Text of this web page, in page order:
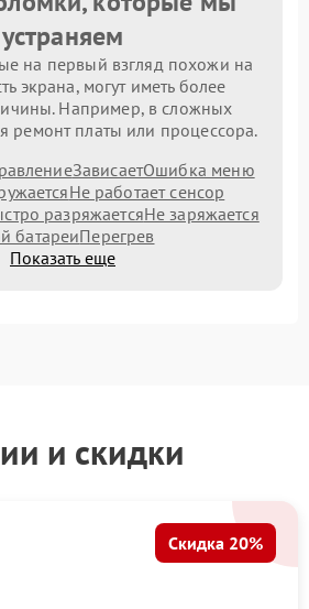
устраняем
на первый взгляд похожи на
экрана, могут иметь более
Например, в сложных
ремонт платы или процессора.
ЗависаетОшибка меню
Не работает сенсор
разряжаетсяНе заряжается
батареиПерегрев
Показать еще
и скидки
Скидка 20%